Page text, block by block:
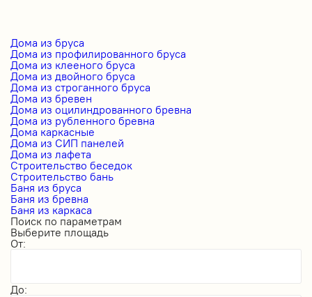
Дома из бруса
Дома из профилированного бруса
Дома из клееного бруса
Дома из двойного бруса
Дома из строганного бруса
Дома из бревен
Дома из оцилиндрованного бревна
Дома из рубленного бревна
Дома каркасные
Дома из СИП панелей
Дома из лафета
Строительство беседок
Строительство бань
Баня из бруса
Баня из бревна
Баня из каркаса
Поиск по параметрам
Выберите площадь
От:
До: